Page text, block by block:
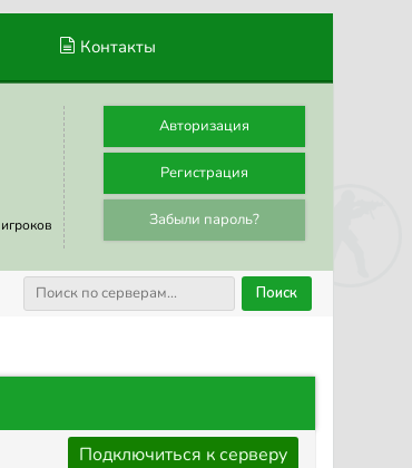
Контакты
игроков
Авторизация
Регистрация
Забыли пароль?
Поиск
Подключиться к серверу